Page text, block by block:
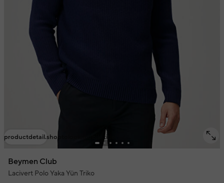
productdetail.shoptolook.mobile.title
Beymen Club
Lacivert Polo Yaka Yün Triko